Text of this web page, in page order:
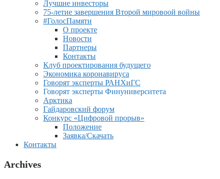
Лучшие инвесторы
75-летие завершения Второй мировоой войны
#ГолосПамяти
О проекте
Новости
Партнеры
Контакты
Клуб проектирования будущего
Экономика коронавируса
Говорят эксперты РАНХиГС
Говорят эксперты Финуниверситета
Арктика
Гайдаровский форум
Конкурс «Цифровой прорыв»
Положение
Заявка/Скачать
Контакты
Archives